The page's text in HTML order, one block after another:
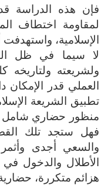
فإن هذه الدراسة
لمقاومة اختطاف
الإسلامية،
لا سيما في ظل
ولشريعته ولتاريخه
العملي قدر
تطبيق الشريعة
منظور حضاري شامل
فهل ستجد تلك
والسعي أجدى
الأطلال والدخول
هزائم متكررة،